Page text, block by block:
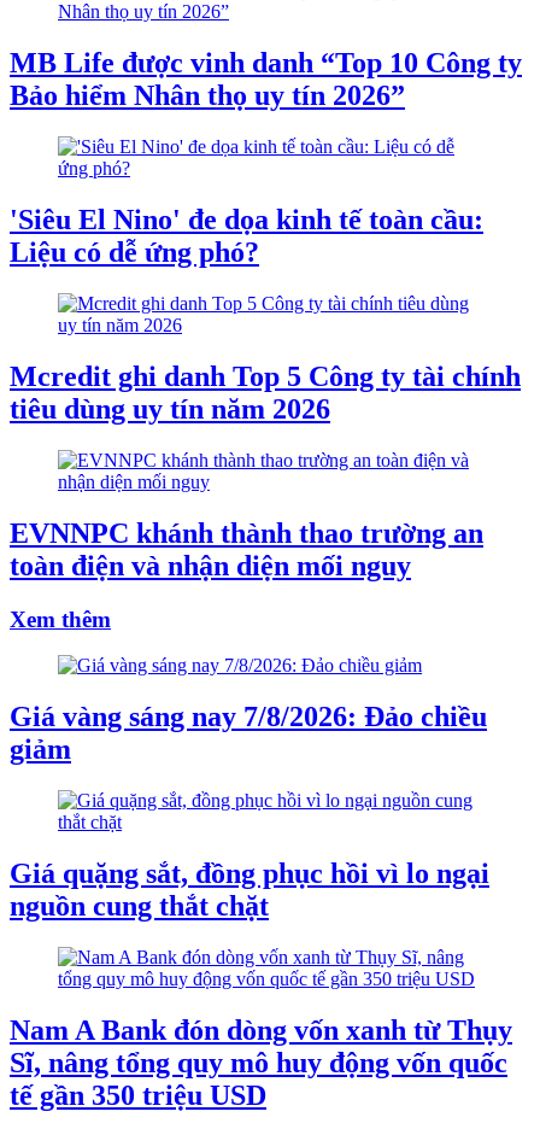
MB Life được vinh danh “Top 10 Công ty
Bảo hiểm Nhân thọ uy tín 2026”
'Siêu El Nino' đe dọa kinh tế toàn cầu:
Liệu có dễ ứng phó?
Mcredit ghi danh Top 5 Công ty tài chính
tiêu dùng uy tín năm 2026
EVNNPC khánh thành thao trường an
toàn điện và nhận diện mối nguy
Xem thêm
Giá vàng sáng nay 7/8/2026: Đảo chiều
giảm
Giá quặng sắt, đồng phục hồi vì lo ngại
nguồn cung thắt chặt
Nam A Bank đón dòng vốn xanh từ Thụy
Sĩ, nâng tổng quy mô huy động vốn quốc
tế gần 350 triệu USD